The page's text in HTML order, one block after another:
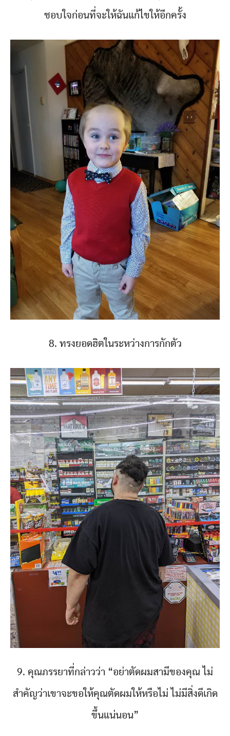
ชอบใจก่อนที่จะให้ฉันแก้ไขให้อีกครั้ง
8. ทรงยอดฮิตในระหว่างการกักตัว
9. คุณภรรยาที่กล่าวว่า “อย่าตัดผมสามีของคุณ ไม่
สำคัญว่าเขาจะขอให้คุณตัดผมให้หรือไม่ ไม่มีสิ่งดีเกิด
ขึ้นแน่นอน”